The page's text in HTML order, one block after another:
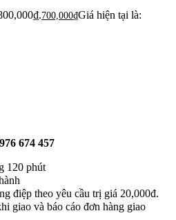
700,000₫Giá hiện tại là:
674 457
120 phút
điệp theo yêu cầu trị giá 20,000đ.
giao và báo cáo đơn hàng giao